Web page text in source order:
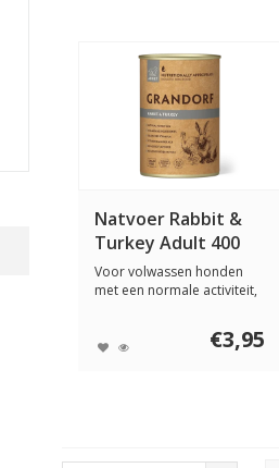
Natvoer Rabbit &
Turkey Adult 400
gram
Voor volwassen honden
met een normale activiteit,
€3,95